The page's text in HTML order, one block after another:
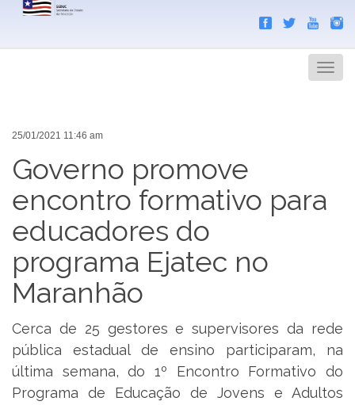
Menu
25/01/2021 11:46 am
Governo promove
encontro formativo para
educadores do
programa Ejatec no
Maranhão
Cerca de 25 gestores e supervisores da rede
pública estadual de ensino participaram, na
última semana, do 1º Encontro Formativo do
Programa de Educação de Jovens e Adultos